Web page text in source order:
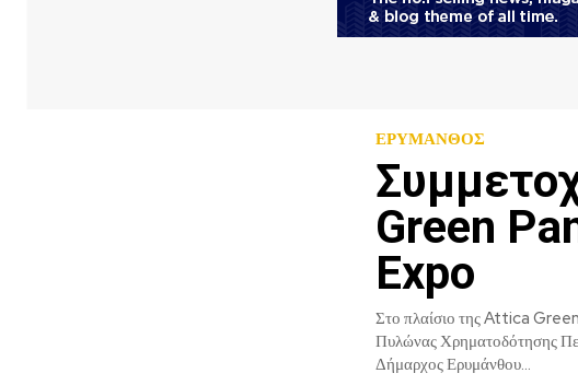
ΕΡΥΜΑΝΘΟΣ
Green
Expo
Στο πλαίσιο της Attica Green Expo
Πυλώνας Χρηματοδότησης
Δήμαρχος Ερυμάνθου...